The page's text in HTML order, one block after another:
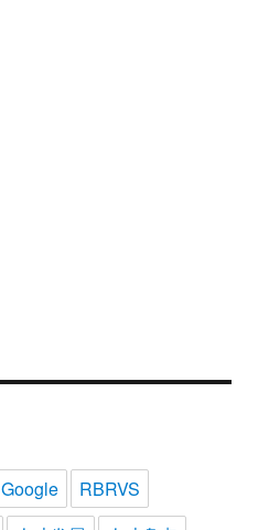
Google
RBRVS